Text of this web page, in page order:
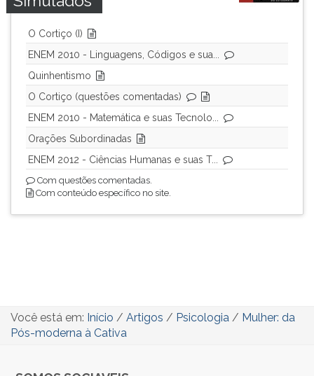
O Cortiço (I)
ENEM 2010 - Linguagens, Códigos e sua...
Quinhentismo
O Cortiço (questões comentadas)
ENEM 2010 - Matemática e suas Tecnolo...
Orações Subordinadas
ENEM 2012 - Ciências Humanas e suas T...
Com questões comentadas.
Com conteúdo específico no site.
Você está em: Início / Artigos / Psicologia / Mulher: da
Pós-moderna à Cativa